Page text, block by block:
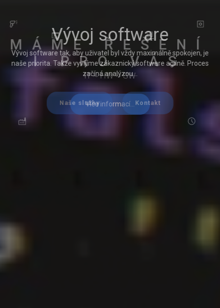
Vývoj software
Vývoj software tak, aby uživatel byl vždy maximálně spokojen, je
naše priorita. Takže vyvíjíme zákaznický software agilně. Proces
začíná analýzou...
Více informací...